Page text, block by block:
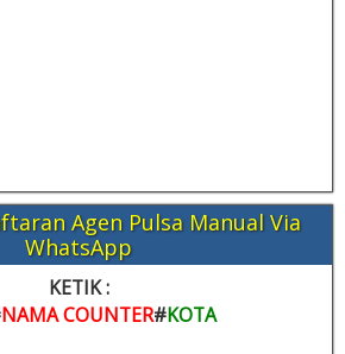
Agen Pulsa Manual Via
WhatsApp
KETIK :
NAMA COUNTER#KOTA